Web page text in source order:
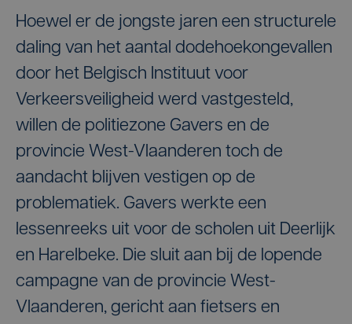
Hoewel er de jongste jaren een structurele
daling van het aantal dodehoekongevallen
door het Belgisch Instituut voor
Verkeersveiligheid werd vastgesteld,
willen de politiezone Gavers en de
provincie West-Vlaanderen toch de
aandacht blijven vestigen op de
problematiek. Gavers werkte een
lessenreeks uit voor de scholen uit Deerlijk
en Harelbeke. Die sluit aan bij de lopende
campagne van de provincie West-
Vlaanderen, gericht aan fietsers en